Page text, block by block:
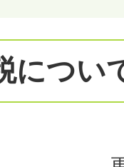
につい